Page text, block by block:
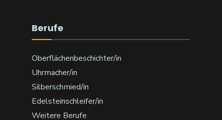
Berufe
Oberflächenbeschichter/in
Uhrmacher/in
Silberschmied/in
Edelsteinschleifer/in
Weitere Berufe